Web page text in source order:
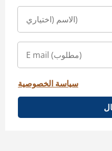
سياسة الخصوصية